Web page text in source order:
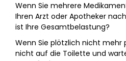
Wenn Sie mehrere
Ihren Arzt oder Apotheker
ist Ihre Gesamtbelastung?
Wenn Sie plötzlich nicht mehr
nicht auf die Toilette und